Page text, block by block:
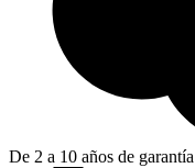
De 2 a 10 años de garantía